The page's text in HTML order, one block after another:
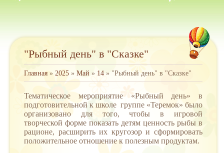
"Рыбный день" в "Сказке"
Главная » 2025 » Май » 14 » "Рыбный день" в "Сказке"
Тематическое мероприятие «Рыбный день» в
подготовительной к школе группе «Теремок» было
организовано для того, чтобы в игровой
творческой форме показать детям ценность рыбы в
рационе, расширить их кругозор и сформировать
положительное отношение к полезным продуктам.